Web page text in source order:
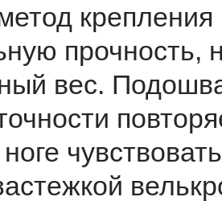
прочность,
вес.